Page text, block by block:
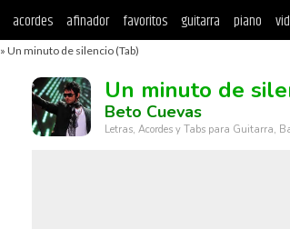
acordes afinador favoritos guitarra piano
» Un minuto de silencio (Tab)
Un minuto de
Beto Cuevas
Letras, Acordes y Tabs para Guitarra,